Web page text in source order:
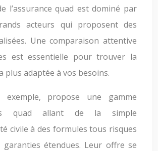
l’assurance quad est dominé par
acteurs qui proposent des
Une comparaison attentive
est essentielle pour trouver la
plus adaptée à vos besoins.
exemple, propose une gamme
quad allant de la simple
civile à des formules tous risques
garanties étendues. Leur offre se